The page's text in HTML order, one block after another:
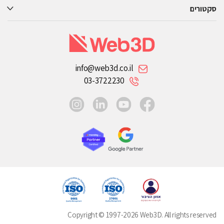
סקטורים
info@web3d.co.il
03-3722230
facebook
youtube
linkedin
Copyright © 1997-2026 Web3D. All rights reserved